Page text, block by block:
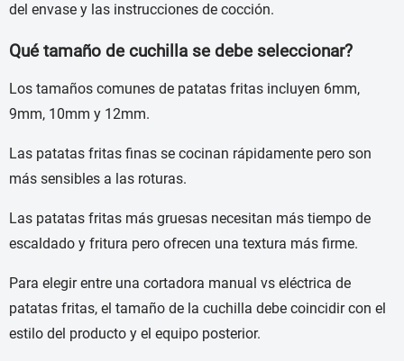
del envase y las instrucciones de cocción.
Qué tamaño de cuchilla se debe seleccionar?
Los tamaños comunes de patatas fritas incluyen 6mm,
9mm, 10mm y 12mm.
Las patatas fritas finas se cocinan rápidamente pero son
más sensibles a las roturas.
Las patatas fritas más gruesas necesitan más tiempo de
escaldado y fritura pero ofrecen una textura más firme.
Para elegir entre una cortadora manual vs eléctrica de
patatas fritas, el tamaño de la cuchilla debe coincidir con el
estilo del producto y el equipo posterior.